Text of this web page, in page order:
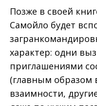
Позже в своей
Самойло будет
характер: одни
приглашениями
(главным образом
взаимности,